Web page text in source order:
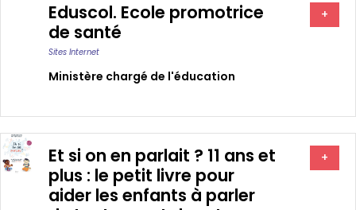
Eduscol. Ecole promotrice
de santé
Sites Internet
Ministère chargé de l'éducation
+
Et si on en parlait ? 11 ans et
plus : le petit livre pour
aider les enfants à parler
+